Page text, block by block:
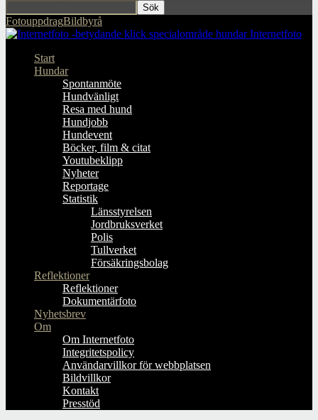
FotouppdragBildbyrå
Internetfoto
Start
Hundar
Spontanmöte
Hundvänligt
Resa med hund
Hundjobb
Hundevent
Böcker, film & citat
Youtubeklipp
Nyheter
Reportage
Statistik
Länsstyrelsen
Jordbruksverket
Polis
Tullverket
Försäkringsbolag
Reflektioner
Reflektioner
Dokumentärfoto
Nyhetsbrev
Om
Om Internetfoto
Integritetspolicy
Användarvillkor för webbplatsen
Bildvillkor
Kontakt
Presstöd